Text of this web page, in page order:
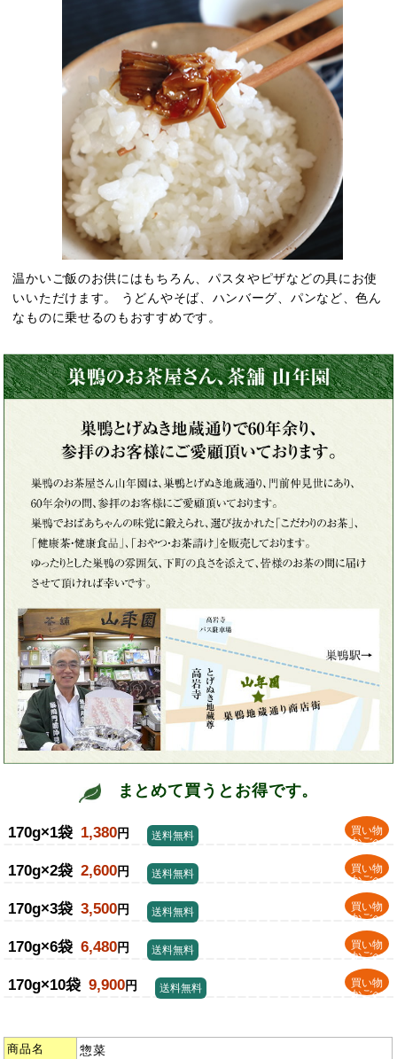
温かいご飯のお供にはもちろん、パスタやピザなどの具にお使
いいただけます。 うどんやそば、ハンバーグ、パンなど、色ん
なものに乗せるのもおすすめです。
まとめて買うとお得です。
170g×1袋 1,380円
買い物
かごへ
送料無料
170g×2袋 2,600円
買い物
かごへ
送料無料
170g×3袋 3,500円
買い物
かごへ
送料無料
170g×6袋 6,480円
買い物
かごへ
送料無料
170g×10袋 9,900円
買い物
かごへ
送料無料
商品名 惣菜